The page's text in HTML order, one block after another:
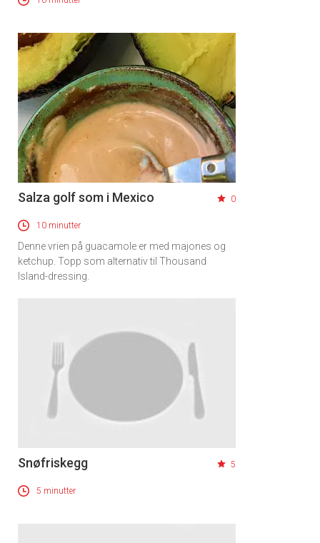
Salza golf som i Mexico 0
10 minutter
Denne vrien på guacamole er med majones og
ketchup. Topp som alternativ til Thousand
Island-dressing.
Snøfriskegg 5
5 minutter